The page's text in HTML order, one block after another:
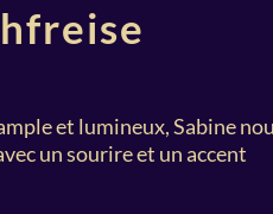
et lumineux, Sabine
un sourire et un accent